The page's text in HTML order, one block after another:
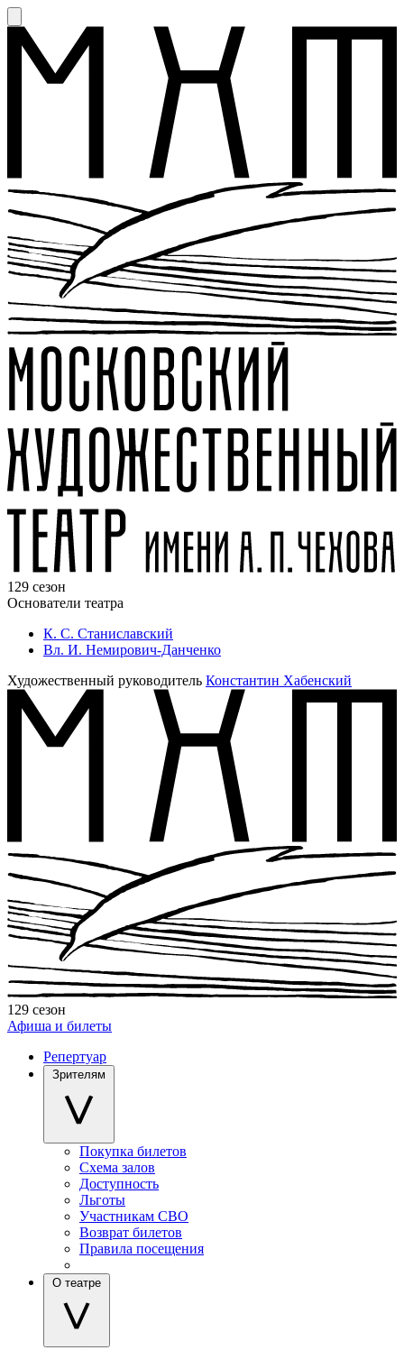
129 сезон
Основатели театра
К. С. Станиславский
Вл. И. Немирович-Данченко
Художественный руководитель Константин Хабенский
129 сезон
Афиша и билеты
Репертуар
Зрителям
Покупка билетов
Схема залов
Доступность
Льготы
Участникам СВО
Возврат билетов
Правила посещения
О театре